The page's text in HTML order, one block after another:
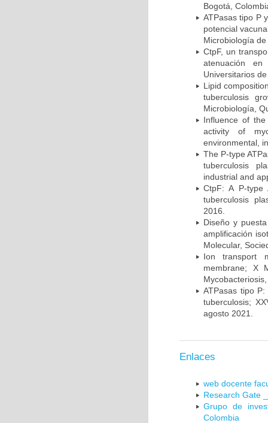
Bogotá,
ATPasas tipo P
potencial
Microbiología
CtpF, un
atenuación
Universitarios
Lipid
tuberculosis
Microbiología,
Influence of the
activity of
environmental,
The P-type
tuberculosis
industrial and
CtpF: A P-type
tuberculosis
2016.
Diseño y
amplificación
Molecular,
Ion transport
membrane; X
ATPasas tipo
tuberculosis;
agosto 2021.
Enlaces
web docente
Research Gate
Grupo de
Colombia